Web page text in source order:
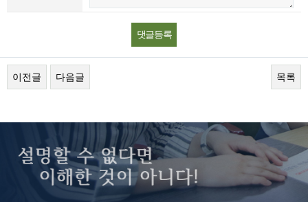
이전글 다음글 목록